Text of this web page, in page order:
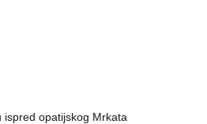
ispred opatijskog Mrkata